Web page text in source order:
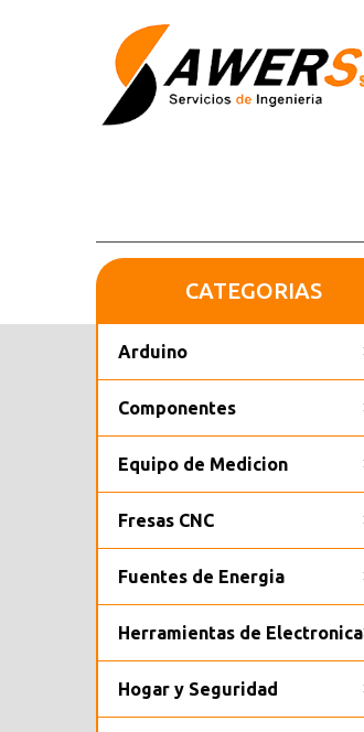
CATEGORIAS
Arduino
Componentes
Equipo de Medicion
Fresas CNC
Fuentes de Energia
Herramientas de Electronica
Hogar y Seguridad